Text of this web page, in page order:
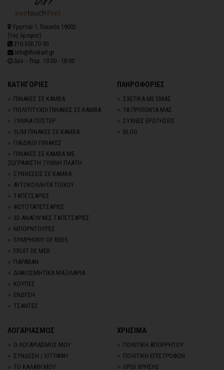
Υμηττού 1, Παιανία 19002
(1ος όροφος)
210.300.70.90
info@thinkart.gr
Δευ. - Παρ. 10:00 - 18:00
ΚΑΤΗΓΟΡΙΕΣ
ΠΙΝΑΚΕΣ ΣΕ ΚΑΜΒΑ
ΠΟΛΥΠΤΥΧΟΙ ΠΙΝΑΚΕΣ ΣΕ ΚΑΜΒΑ
ΞΥΛΙΝΑ ΠΟΣΤΕΡ
SLIM ΠΙΝΑΚΕΣ ΣΕ ΚΑΜΒΑ
ΠΑΙΔΙΚΟΙ ΠΙΝΑΚΕΣ
ΠΙΝΑΚΕΣ ΣΕ ΚΑΜΒΑ ΜΕ
ΖΩΓΡΑΦΙΣΤΗ ΞΥΛΙΝΗ ΠΛΑΤΗ
ΣΥΝΘΕΣΕΙΣ ΣΕ ΚΑΜΒΑ
ΑΥΤΟΚΟΛΛΗΤΑ ΤΟΙΧΟΥ
TΑΠΕΤΣΑΡΙΕΣ
ΦΩΤΟΤΑΠΕΤΣΑΡΙΕΣ
3D AΝΑΓΛΥΦΕΣ TΑΠΕΤΣΑΡΙΕΣ
ΜΠΟΡΝΤΟΥΡΕΣ
SYMPHONY OF REDS
FRUIT DE MER
ΠΑΡΑΒΑΝ
ΔΙΑΚΟΣΜΗΤΙΚΑ ΜΑΞΙΛΑΡΙΑ
ΚΟΥΠΕΣ
ΕΝΔΥΣΗ
ΤΣΑΝΤΕΣ
ΠΛΗΡΟΦΟΡΙΕΣ
ΣΧΕΤΙΚΑ ΜΕ ΕΜΑΣ
ΤΑ ΠΡΟΪΟΝΤΑ ΜΑΣ
ΣΥΧΝΕΣ ΕΡΩΤΗΣΕΙΣ
BLOG
ΛΟΓΑΡΙΑΣΜΟΣ
Ο ΛΟΓΑΡΙΑΣΜΟΣ ΜΟΥ
ΣΥΝΔΕΣΗ / ΕΓΓΡΑΦΗ
ΤΟ ΚΑΛΑΘΙ ΜΟΥ
ΧΡΗΣΙΜΑ
ΠΟΛΙΤΙΚΗ ΑΠΟΡΡΗΤΟΥ
ΠΟΛΙΤΙΚΗ ΕΠΙΣΤΡΟΦΩΝ
ΟΡΟΙ ΧΡΗΣΗΣ